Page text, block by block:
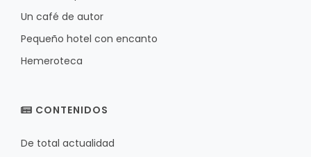
Un café de autor
Pequeño hotel con encanto
Hemeroteca
CONTENIDOS
De total actualidad